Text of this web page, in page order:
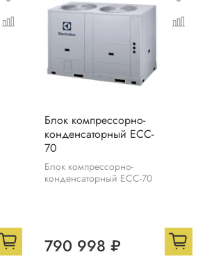
Блок компрессорно-
конденсаторный ECC-
70
Блок компрессорно-
конденсаторный ECC-70
790 998 ₽